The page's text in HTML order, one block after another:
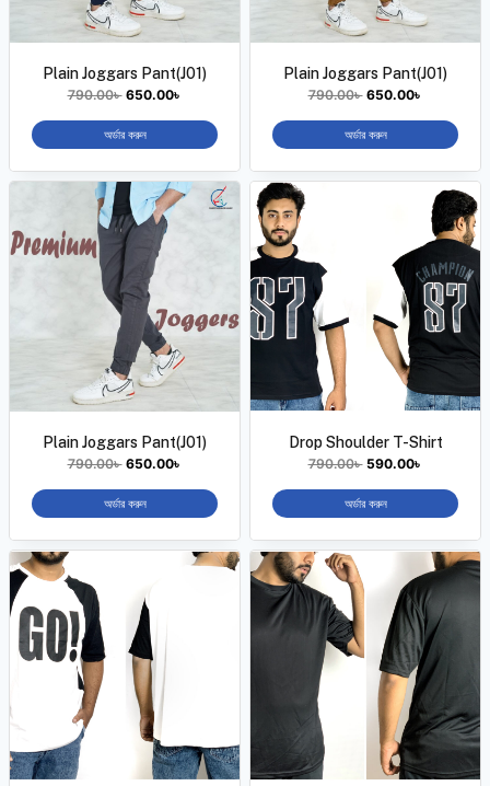
Plain Joggars Pant(J01)
790.00৳ 650.00৳
অর্ডার করুন
Plain Joggars Pant(J01)
790.00৳ 650.00৳
অর্ডার করুন
Plain Joggars Pant(J01)
790.00৳ 650.00৳
অর্ডার করুন
Drop Shoulder T-Shirt
790.00৳ 590.00৳
অর্ডার করুন